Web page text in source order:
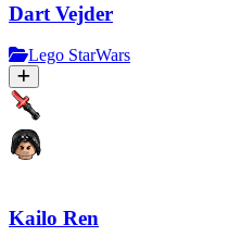
Dart Vejder
Lego StarWars
Kailo Ren